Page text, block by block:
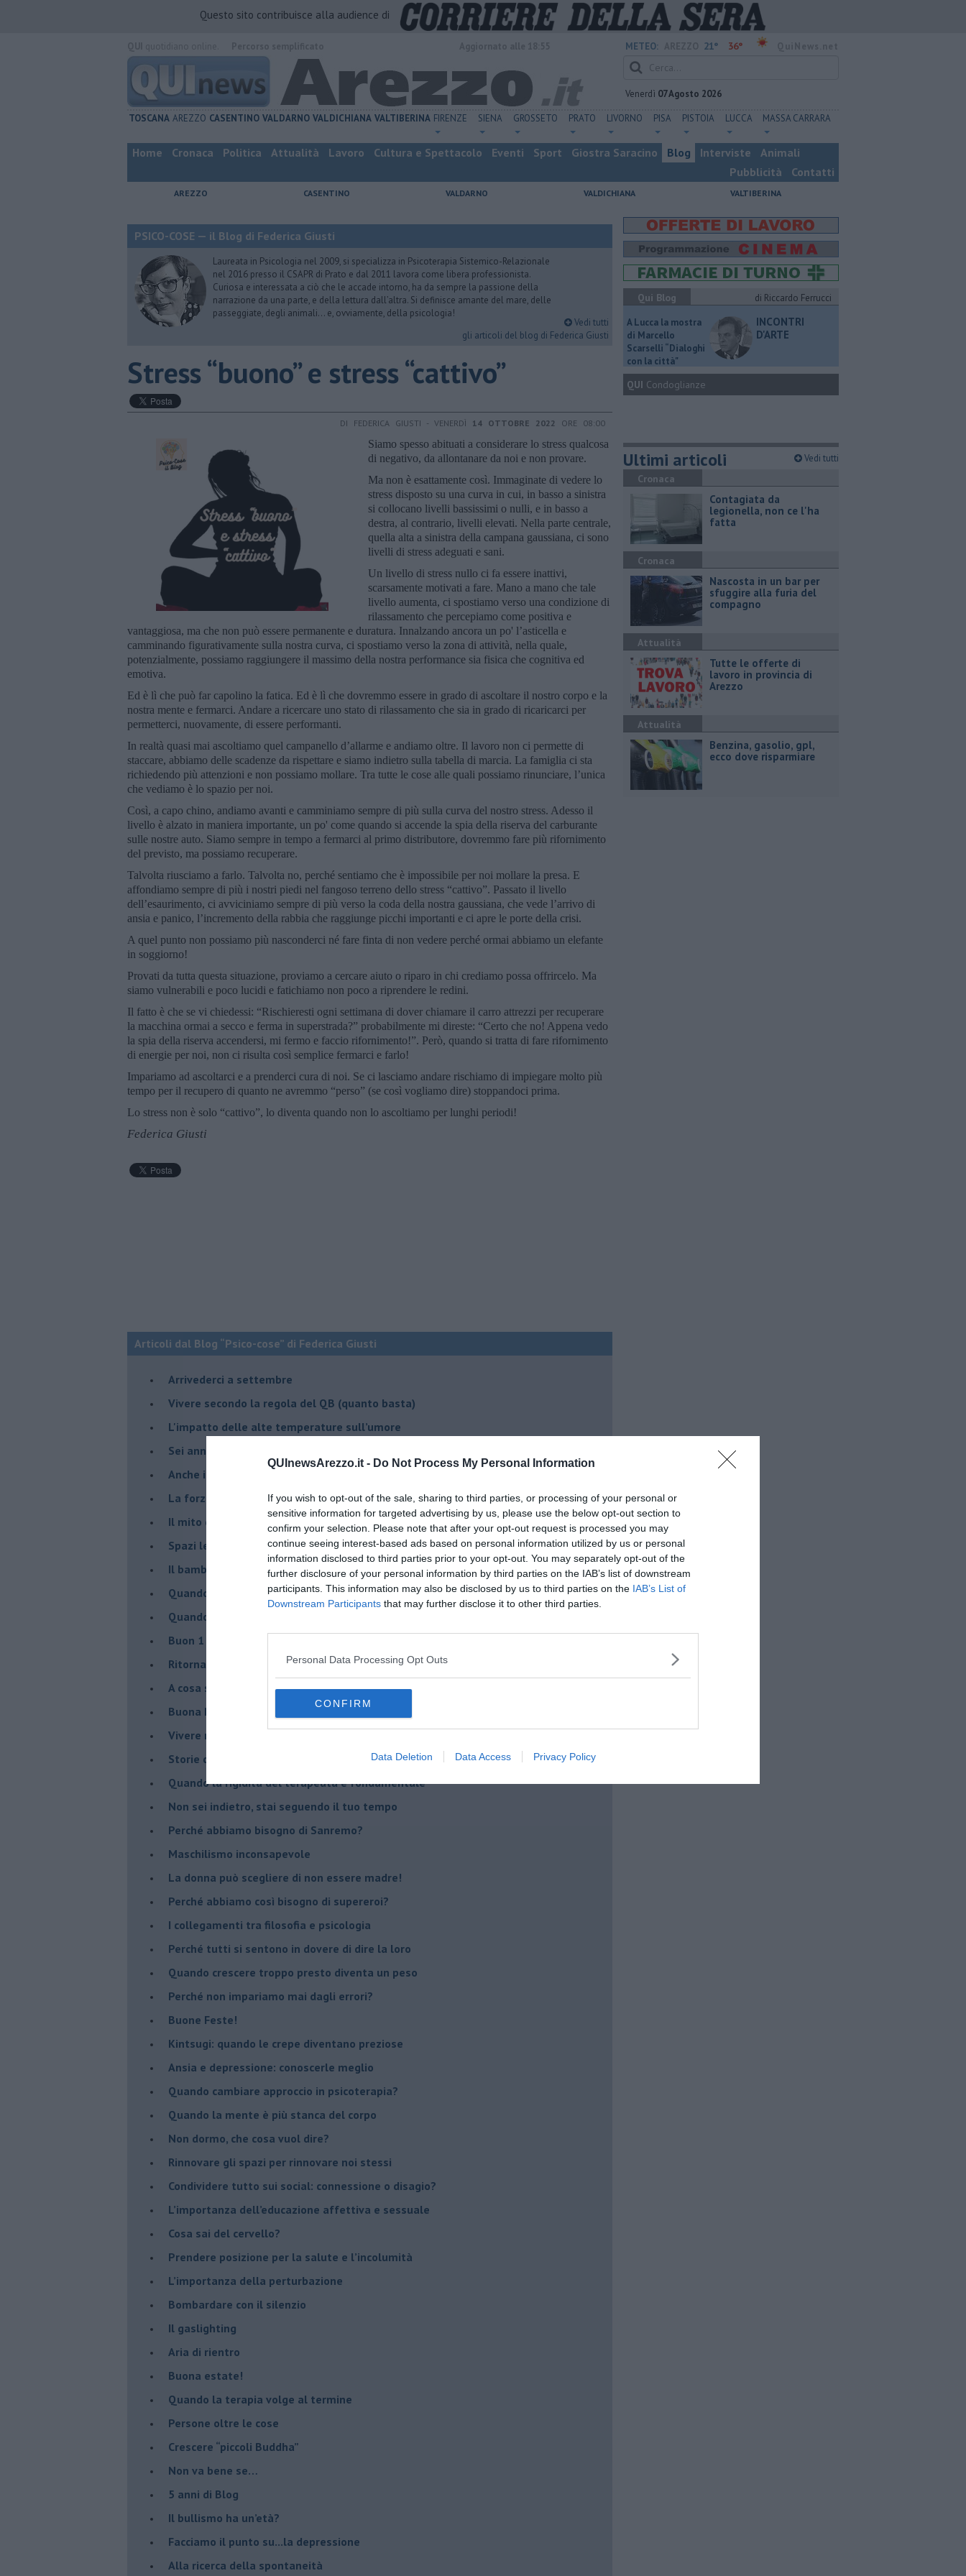
QUInewsArezzo.it - Do Not Process My Personal Information
If you wish to opt-out of the sale, sharing to third parties, or processing of your personal or
sensitive information for targeted advertising by us, please use the below opt-out section to
confirm your selection. Please note that after your opt-out request is processed you may
continue seeing interest-based ads based on personal information utilized by us or personal
information disclosed to third parties prior to your opt-out. You may separately opt-out of the
further disclosure of your personal information by third parties on the IAB’s list of downstream
participants. This information may also be disclosed by us to third parties on the IAB’s List of
Downstream Participants that may further disclose it to other third parties.
Personal Data Processing Opt Outs
CONFIRM
Data Deletion Data Access Privacy Policy
Questo sito contribuisce alla audience di
METEO: 21° 36°
Venerdì 07 Agosto 2026
TOSCANA AREZZO CASENTINO VALDARNO VALDICHIANA VALTIBERINA FIRENZE SIENA GROSSETO PRATO LIVORNO PISA PISTOIA LUCCA MASSA CARRARA
Home Cronaca Politica Attualità Lavoro Cultura e Spettacolo Eventi Sport Giostra Saracino Blog Interviste
Animali
Pubblicità
Contatti
AREZZO CASENTINO VALDARNO VALDICHIANA VALTIBERINA
PSICO-COSE — il Blog di Federica Giusti
Laureata in Psicologia nel 2009, si specializza in Psicoterapia Sistemico-Relazionale
nel 2016 presso il CSAPR di Prato e dal 2011 lavora come libera professionista.
Curiosa e interessata a ciò che le accade intorno, ha da sempre la passione della
narrazione da una parte, e della lettura dall’altra. Si definisce amante del mare, delle
passeggiate, degli animali… e, ovviamente, della psicologia!
Vedi tutti
gli articoli del blog di Federica Giusti
​Stress “buono” e stress “cattivo”
DI FEDERICA GIUSTI - VENERDÌ 14 OTTOBRE 2022 ORE 08:00
Siamo spesso abituati a considerare lo stress qualcosa
di negativo, da allontanare da noi e non provare.
Ma non è esattamente così. Immaginate di vedere lo
stress disposto su una curva in cui, in basso a sinistra
si collocano livelli bassissimi o nulli, e in basso a
destra, al contrario, livelli elevati. Nella parte centrale,
quella alta a sinistra della campana gaussiana, ci sono
livelli di stress adeguati e sani.
Un livello di stress nullo ci fa essere inattivi,
scarsamente motivati a fare. Mano a mano che tale
livello aumenta, ci spostiamo verso una condizione di
rilassamento che percepiamo come positiva e
vantaggiosa, ma che non può essere permanente e duratura. Innalzando ancora un po' l’asticella e
camminando figurativamente sulla nostra curva, ci spostiamo verso la zona di attività, nella quale,
potenzialmente, possiamo raggiungere il massimo della nostra performance sia fisica che cognitiva ed
emotiva.
Ed è lì che può far capolino la fatica. Ed è lì che dovremmo essere in grado di ascoltare il nostro corpo e la
nostra mente e fermarci. Andare a ricercare uno stato di rilassamento che sia in grado di ricaricarci per
permetterci, nuovamente, di essere performanti.
In realtà quasi mai ascoltiamo quel campanello d’allarme e andiamo oltre. Il lavoro non ci permette di
staccare, abbiamo delle scadenze da rispettare e siamo indietro sulla tabella di marcia. La famiglia ci sta
richiedendo più attenzioni e non possiamo mollare. Tra tutte le cose alle quali possiamo rinunciare, l’unica
che vediamo è lo spazio per noi.
Così, a capo chino, andiamo avanti e camminiamo sempre di più sulla curva del nostro stress. Adesso il
livello è alzato in maniera importante, un po' come quando si accende la spia della riserva del carburante
sulle nostre auto. Siamo sempre in tempo a fermarci al primo distributore, dovremmo fare più rifornimento
del previsto, ma possiamo recuperare.
Talvolta riusciamo a farlo. Talvolta no, perché sentiamo che è impossibile per noi mollare la presa. E
affondiamo sempre di più i nostri piedi nel fangoso terreno dello stress “cattivo”. Passato il livello
dell’esaurimento, ci avviciniamo sempre di più verso la coda della nostra gaussiana, che vede l’arrivo di
ansia e panico, l’incremento della rabbia che raggiunge picchi importanti e ci apre le porte della crisi.
A quel punto non possiamo più nasconderci né fare finta di non vedere perché ormai abbiamo un elefante
in soggiorno!
Provati da tutta questa situazione, proviamo a cercare aiuto o riparo in chi crediamo possa offrircelo. Ma
siamo vulnerabili e poco lucidi e fatichiamo non poco a riprendere le redini.
Il fatto è che se vi chiedessi: “Rischieresti ogni settimana di dover chiamare il carro attrezzi per recuperare
la macchina ormai a secco e ferma in superstrada?” probabilmente mi direste: “Certo che no! Appena vedo
la spia della riserva accendersi, mi fermo e faccio rifornimento!”. Però, quando si tratta di fare rifornimento
di energie per noi, non ci risulta così semplice fermarci e farlo!
Impariamo ad ascoltarci e a prenderci cura di noi. Se ci lasciamo andare rischiamo di impiegare molto più
tempo per il recupero di quanto ne avremmo “perso” (se così vogliamo dire) stoppandoci prima.
Lo stress non è solo “cattivo”, lo diventa quando non lo ascoltiamo per lunghi periodi!
Federica Giusti
Articoli dal Blog “Psico-cose” di Federica Giusti
​Arrivederci a settembre
​Vivere secondo la regola del QB (quanto basta)
​L'impatto delle alte temperature sull’umore
Sei anni di Psico-Cose
​Anche il terapeuta “sente”
​La forza silenziosa dell'impegno
​Il mito della madre leonessa
Spazi leggeri per tempi complessi
Il bambino, il marshmallow e il tempo
​Quando cambia il nome di una sindrome
​Quando il terapeuta torna a casa
​Buon 1 Maggio!
Ritornare indietro di vent’anni
​A cosa serve davvero la psicoterapia
​Buona Pasqua e … buona rinascita!
​Vivere nell’incertezza
​Storie di rinascita: i Take That
​Quando la rigidità del terapeuta è fondamentale
​Non sei indietro, stai seguendo il tuo tempo
​Perché abbiamo bisogno di Sanremo?
​Maschilismo inconsapevole
​La donna può scegliere di non essere madre!
​Perché abbiamo così bisogno di supereroi?
​I collegamenti tra filosofia e psicologia
​Perché tutti si sentono in dovere di dire la loro
​Quando crescere troppo presto diventa un peso
​Perché non impariamo mai dagli errori?
​Buone Feste!
​Kintsugi: quando le crepe diventano preziose
Ansia e depressione: conoscerle meglio
Quando cambiare approccio in psicoterapia?
​Quando la mente è più stanca del corpo
Non dormo, che cosa vuol dire?
​Rinnovare gli spazi per rinnovare noi stessi
​Condividere tutto sui social: connessione o disagio?
​L’importanza dell’educazione affettiva e sessuale
​Cosa sai del cervello?
Prendere posizione per la salute e l’incolumità
L’importanza della perturbazione
​Bombardare con il silenzio
Il gaslighting
Aria di rientro
Buona estate!
​Quando la terapia volge al termine
​Persone oltre le cose
​Crescere “piccoli Buddha”
Non va bene se…
​5 anni di Blog
​Il bullismo ha un’età?
Facciamo il punto su...la depressione
​Alla ricerca della spontaneità
Qui Blog
di Riccardo Ferrucci
A Lucca la mostra
di Marcello
Scarselli “Dialoghi
con la città"
INCONTRI
D'ARTE
QUI Condoglianze
Ultimi articoli Vedi tutti
Cronaca
Contagiata da
legionella, non ce l'ha
fatta
Cronaca
Nascosta in un bar per
sfuggire alla furia del
compagno
Attualità
​Tutte le offerte di
lavoro in provincia di
Arezzo
Attualità
​Benzina, gasolio, gpl,
ecco dove risparmiare